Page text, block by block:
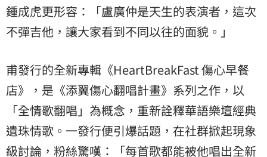
鍾成虎更形容：「盧廣仲是天生的表演者，這次
不彈吉他，讓大家看到不同以往的面貌。」
甫發行的全新專輯《HeartBreakFast 傷心早餐
店》，是《添翼傷心翻唱計畫》系列之作，以
「全情歌翻唱」為概念，重新詮釋華語樂壇經典
遺珠情歌。一發行便引爆話題，在社群掀起現象
級討論，粉絲驚嘆：「每首歌都能被他唱出全新